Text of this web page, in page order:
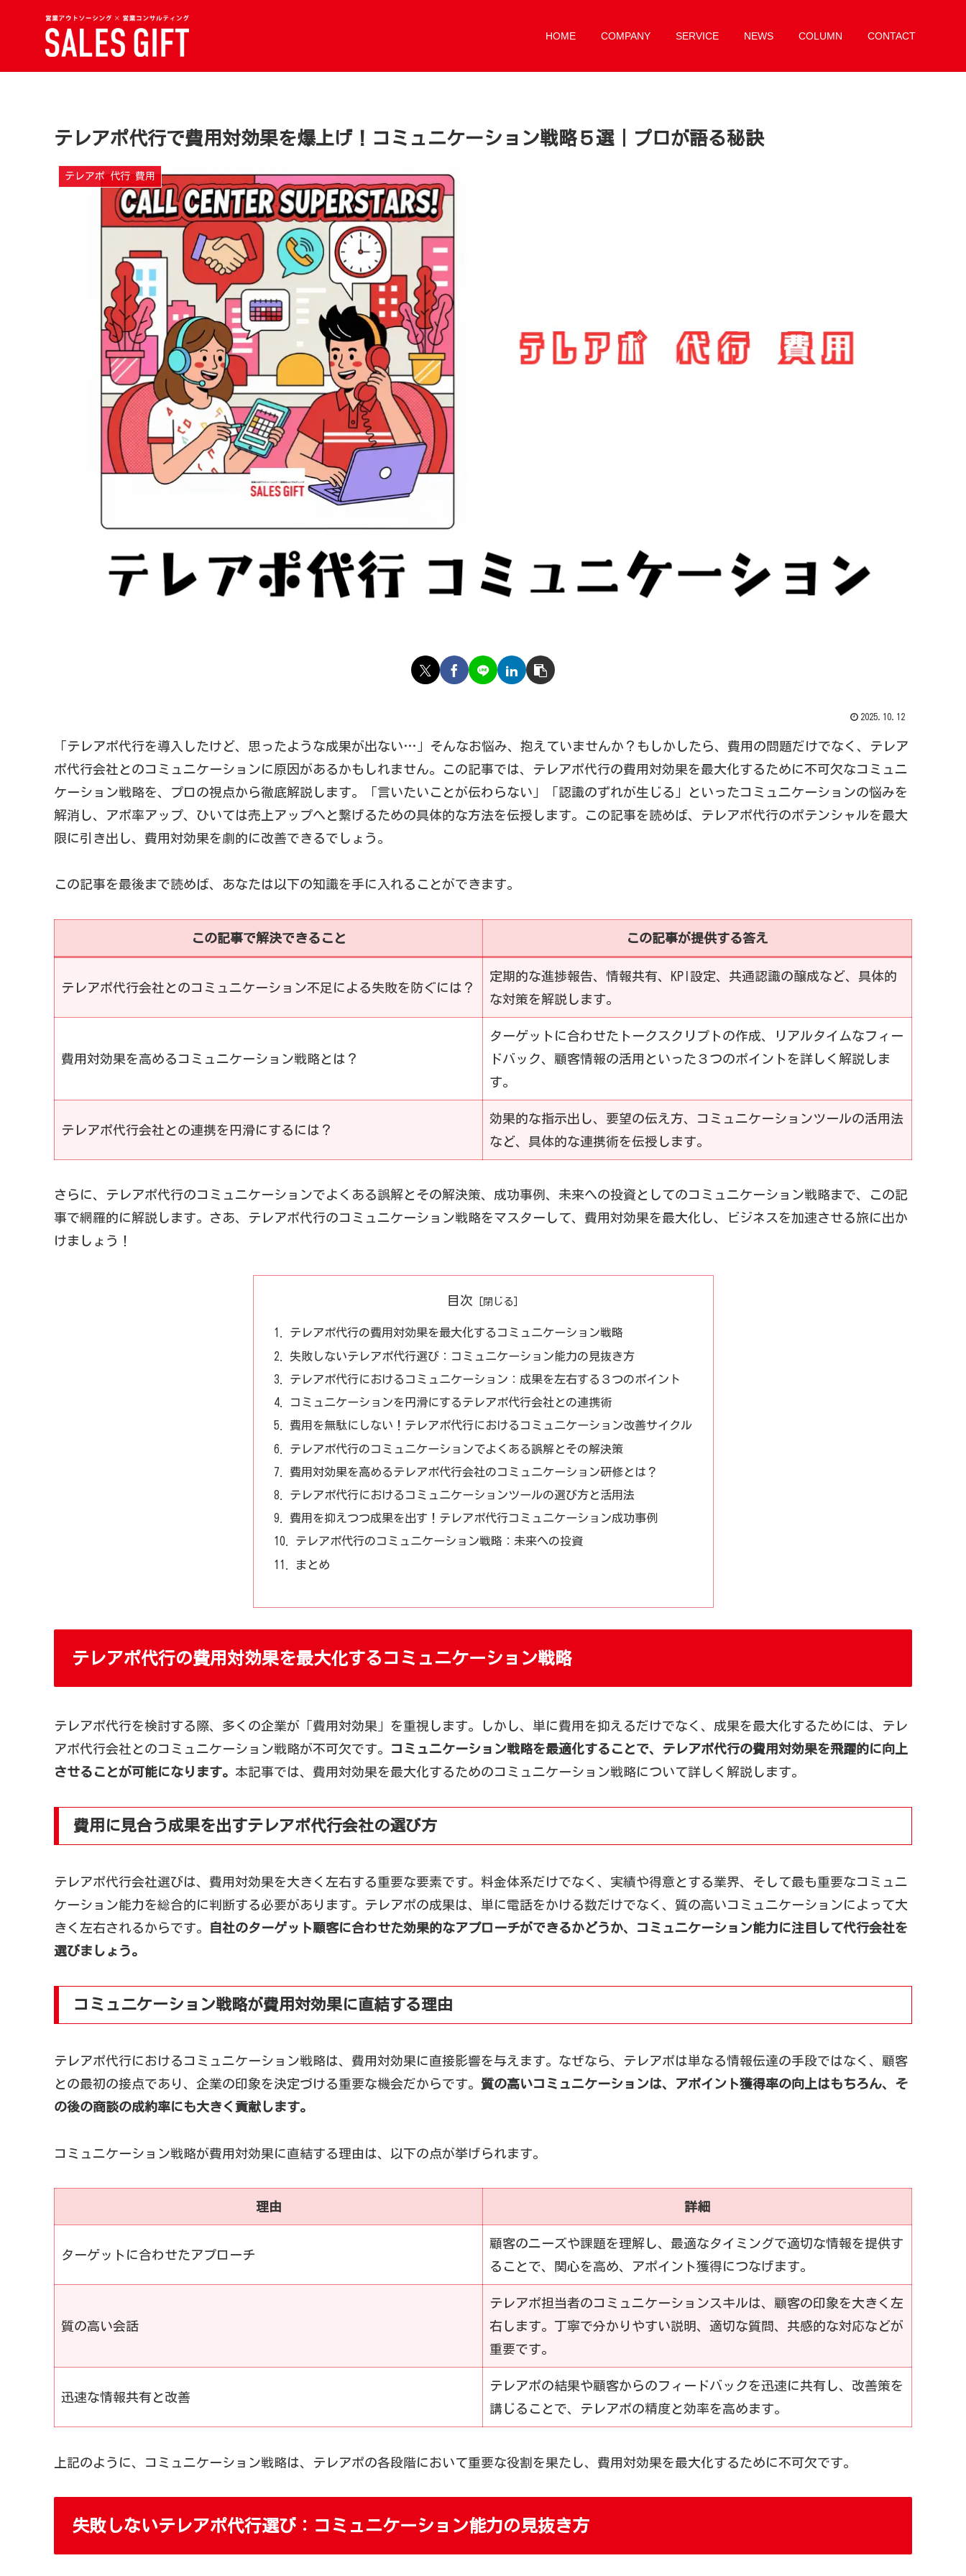
HOME COMPANY SERVICE NEWS COLUMN CONTACT
テレアポ代行で費用対効果を爆上げ！コミュニケーション戦略５選｜プロが語る秘訣
テレアポ 代行 費用
2025.10.12
「テレアポ代行を導入したけど、思ったような成果が出ない…」そんなお悩み、抱えていませんか？もしかしたら、費用の問題だけでなく、テレア
ポ代行会社とのコミュニケーションに原因があるかもしれません。この記事では、テレアポ代行の費用対効果を最大化するために不可欠なコミュニ
ケーション戦略を、プロの視点から徹底解説します。「言いたいことが伝わらない」「認識のずれが生じる」といったコミュニケーションの悩みを
解消し、アポ率アップ、ひいては売上アップへと繋げるための具体的な方法を伝授します。この記事を読めば、テレアポ代行のポテンシャルを最大
限に引き出し、費用対効果を劇的に改善できるでしょう。
この記事を最後まで読めば、あなたは以下の知識を手に入れることができます。
この記事で解決できること この記事が提供する答え
テレアポ代行会社とのコミュニケーション不足による失敗を防ぐには？
定期的な進捗報告、情報共有、KPI設定、共通認識の醸成など、具体的
な対策を解説します。
費用対効果を高めるコミュニケーション戦略とは？
ターゲットに合わせたトークスクリプトの作成、リアルタイムなフィー
ドバック、顧客情報の活用といった３つのポイントを詳しく解説しま
す。
テレアポ代行会社との連携を円滑にするには？
効果的な指示出し、要望の伝え方、コミュニケーションツールの活用法
など、具体的な連携術を伝授します。
さらに、テレアポ代行のコミュニケーションでよくある誤解とその解決策、成功事例、未来への投資としてのコミュニケーション戦略まで、この記
事で網羅的に解説します。さあ、テレアポ代行のコミュニケーション戦略をマスターして、費用対効果を最大化し、ビジネスを加速させる旅に出か
けましょう！
目次
テレアポ代行の費用対効果を最大化するコミュニケーション戦略
失敗しないテレアポ代行選び：コミュニケーション能力の見抜き方
テレアポ代行におけるコミュニケーション：成果を左右する３つのポイント
コミュニケーションを円滑にするテレアポ代行会社との連携術
費用を無駄にしない！テレアポ代行におけるコミュニケーション改善サイクル
テレアポ代行のコミュニケーションでよくある誤解とその解決策
費用対効果を高めるテレアポ代行会社のコミュニケーション研修とは？
テレアポ代行におけるコミュニケーションツールの選び方と活用法
費用を抑えつつ成果を出す！テレアポ代行コミュニケーション成功事例
テレアポ代行のコミュニケーション戦略：未来への投資
まとめ
テレアポ代行の費用対効果を最大化するコミュニケーション戦略
テレアポ代行を検討する際、多くの企業が「費用対効果」を重視します。しかし、単に費用を抑えるだけでなく、成果を最大化するためには、テレ
アポ代行会社とのコミュニケーション戦略が不可欠です。
コミュニケーション戦略を最適化することで、テレアポ代行の費用対効果を飛躍的に向上
させることが可能になります。 本記事では、費用対効果を最大化するためのコミュニケーション戦略について詳しく解説します。
費用に見合う成果を出すテレアポ代行会社の選び方
テレアポ代行会社選びは、費用対効果を大きく左右する重要な要素です。料金体系だけでなく、実績や得意とする業界、そして最も重要なコミュニ
ケーション能力を総合的に判断する必要があります。テレアポの成果は、単に電話をかける数だけでなく、質の高いコミュニケーションによって大
きく左右されるからです。
自社のターゲット顧客に合わせた効果的なアプローチができるかどうか、コミュニケーション能力に注目して代行会社を
選びましょう。
コミュニケーション戦略が費用対効果に直結する理由
テレアポ代行におけるコミュニケーション戦略は、費用対効果に直接影響を与えます。なぜなら、テレアポは単なる情報伝達の手段ではなく、顧客
との最初の接点であり、企業の印象を決定づける重要な機会だからです。 質の高いコミュニケーションは、アポイント獲得率の向上はもちろん、そ
の後の商談の成約率にも大きく貢献します。
コミュニケーション戦略が費用対効果に直結する理由は、以下の点が挙げられます。
理由 詳細
ターゲットに合わせたアプローチ
顧客のニーズや課題を理解し、最適なタイミングで適切な情報を提供す
ることで、関心を高め、アポイント獲得につなげます。
質の高い会話
テレアポ担当者のコミュニケーションスキルは、顧客の印象を大きく左
右します。丁寧で分かりやすい説明、適切な質問、共感的な対応などが
重要です。
迅速な情報共有と改善
テレアポの結果や顧客からのフィードバックを迅速に共有し、改善策を
講じることで、テレアポの精度と効率を高めます。
上記のように、コミュニケーション戦略は、テレアポの各段階において重要な役割を果たし、費用対効果を最大化するために不可欠です。
失敗しないテレアポ代行選び：コミュニケーション能力の見抜き方